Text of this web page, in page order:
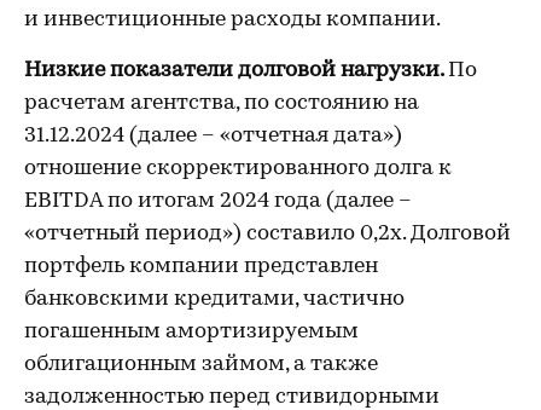
и инвестиционные расходы компании.
Низкие показатели долговой нагрузки. По
расчетам агентства, по состоянию на
31.12.2024 (далее – «отчетная дата»)
отношение скорректированного долга к
EBITDA по итогам 2024 года (далее –
«отчетный период») составило 0,2х. Долговой
портфель компании представлен
банковскими кредитами, частично
погашенным амортизируемым
облигационным займом, а также
задолженностью перед стивидорными